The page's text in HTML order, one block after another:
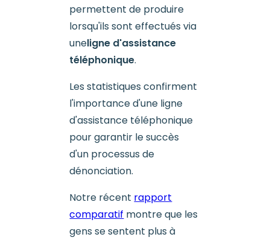
permettent de produire
lorsqu'ils sont effectués via
uneligne d'assistance
téléphonique.
Les statistiques confirment
l'importance d'une ligne
d'assistance téléphonique
pour garantir le succès
d'un processus de
dénonciation.
Notre récent rapport
comparatif montre que les
gens se sentent plus à